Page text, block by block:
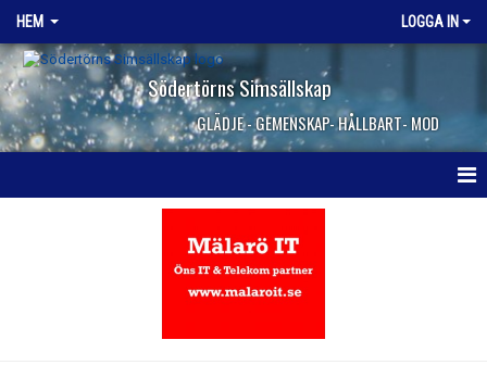
HEM LOGGA IN
Södertörns Simsällskap
GLÄDJE - GEMENSKAP- HÅLLBART- MOD